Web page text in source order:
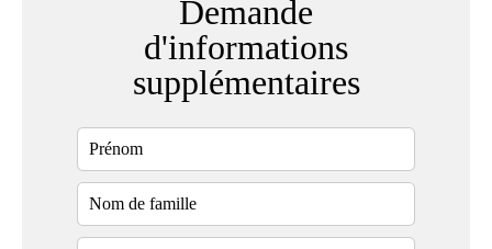
Demande
d'informations
supplémentaires